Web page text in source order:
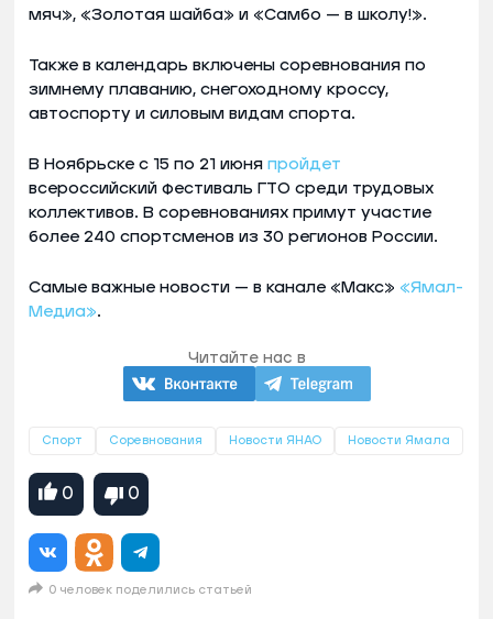
мяч», «Золотая шайба» и «Самбо — в школу!».
Также в календарь включены соревнования по
зимнему плаванию, снегоходному кроссу,
автоспорту и силовым видам спорта.
В Ноябрьске с 15 по 21 июня пройдет
всероссийский фестиваль ГТО среди трудовых
коллективов. В соревнованиях примут участие
более 240 спортсменов из 30 регионов России.
Самые важные новости — в канале «Макс» «Ямал-
Медиа».
Читайте нас в
Спорт Соревнования Новости ЯНАО Новости Ямала
0 0
0 человек поделились статьей